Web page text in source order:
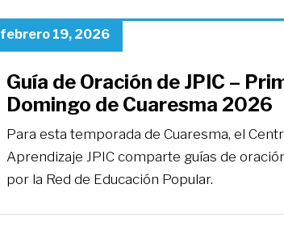
febrero 19, 2026
Guía de Oración de JPIC –
Domingo de Cuaresma 2026
Para esta temporada de Cuaresma, el
Aprendizaje JPIC comparte guías de
por la Red de Educación Popular.